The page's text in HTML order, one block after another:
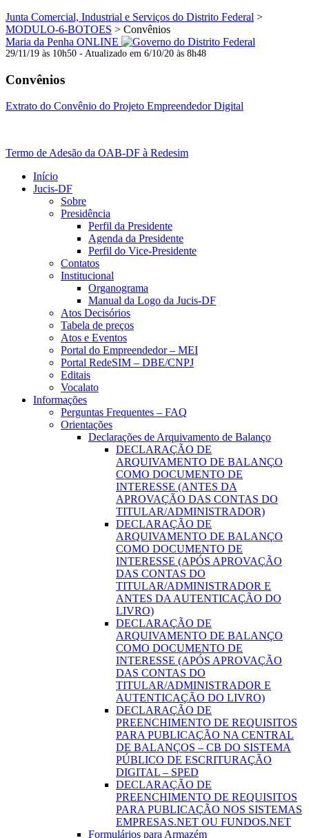
Junta Comercial, Industrial e Serviços do Distrito Federal >
MODULO-6-BOTOES > Convênios
Maria da Penha ONLINE
29/11/19 às 10h50 - Atualizado em 6/10/20 às 8h48
Convênios
Extrato do Convênio do Projeto Empreendedor Digital
Termo de Adesão da OAB-DF à Redesim
Início
Jucis-DF
Sobre
Presidência
Perfil da Presidente
Agenda da Presidente
Perfil do Vice-Presidente
Contatos
Institucional
Organograma
Manual da Logo da Jucis-DF
Atos Decisórios
Tabela de preços
Atos e Eventos
Portal do Empreendedor – MEI
Portal RedeSIM – DBE/CNPJ
Editais
Vocalato
Informações
Perguntas Frequentes – FAQ
Orientações
Declarações de Arquivamento de Balanço
DECLARAÇÃO DE
ARQUIVAMENTO DE BALANÇO
COMO DOCUMENTO DE
INTERESSE (ANTES DA
APROVAÇÃO DAS CONTAS DO
TITULAR/ADMINISTRADOR)
DECLARAÇÃO DE
ARQUIVAMENTO DE BALANÇO
COMO DOCUMENTO DE
INTERESSE (APÓS APROVAÇÃO
DAS CONTAS DO
TITULAR/ADMINISTRADOR E
ANTES DA AUTENTICAÇÃO DO
LIVRO)
DECLARAÇÃO DE
ARQUIVAMENTO DE BALANÇO
COMO DOCUMENTO DE
INTERESSE (APÓS APROVAÇÃO
DAS CONTAS DO
TITULAR/ADMINISTRADOR E
AUTENTICAÇÃO DO LIVRO)
DECLARAÇÃO DE
PREENCHIMENTO DE REQUISITOS
PARA PUBLICAÇÃO NA CENTRAL
DE BALANÇOS – CB DO SISTEMA
PÚBLICO DE ESCRITURAÇÃO
DIGITAL – SPED
DECLARAÇÃO DE
PREENCHIMENTO DE REQUISITOS
PARA PUBLICAÇÃO NOS SISTEMAS
EMPRESAS.NET OU FUNDOS.NET
Formulários para Armazém